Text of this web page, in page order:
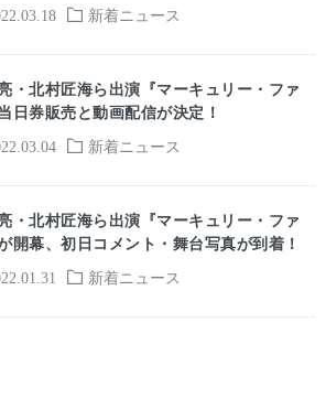
新着ニュース
新着ニュース
・北村匠海ら出演『マーキュリー・ファ
日券販売と動画配信が決定！
新着ニュース
・北村匠海ら出演『マーキュリー・ファ
開幕、初日コメント・舞台写真が到着！